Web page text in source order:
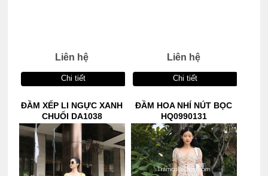
Liên hệ
Chi tiết
Liên hệ
Chi tiết
ĐẦM XẾP LI NGỰC XANH
CHUỐI DA1038
ĐẦM HOA NHÍ NÚT BỌC
HQ0990131